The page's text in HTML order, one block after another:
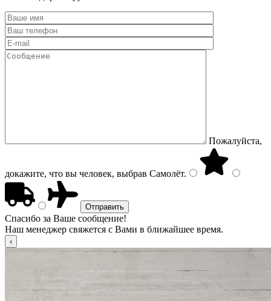
Пожалуйста,
докажите, что вы человек, выбрав Самолёт.
Спасибо за Ваше сообщение!
Наш менеджер свяжется с Вами в ближайшее время.